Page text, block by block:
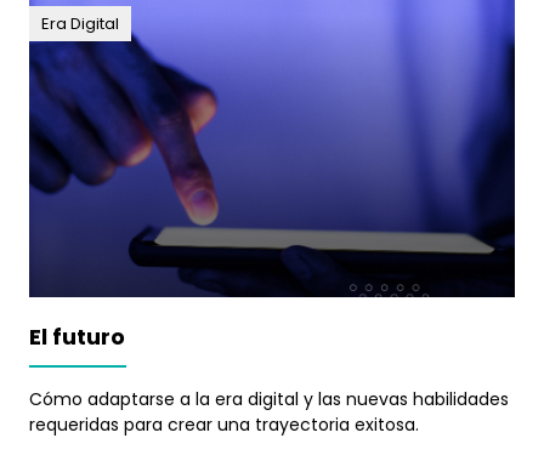
Era Digital
El futuro
Cómo adaptarse a la era digital y las nuevas habilidades
requeridas para crear una trayectoria exitosa.